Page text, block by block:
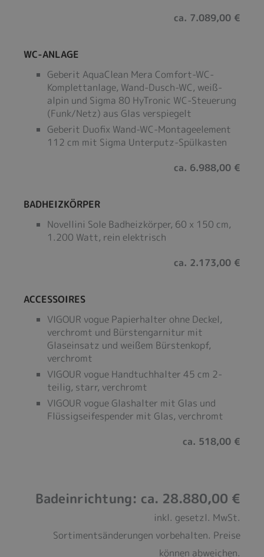
ca. 7.089,00 €
WC-ANLAGE
Geberit AquaClean Mera Comfort-WC-
Komplettanlage, Wand-Dusch-WC, weiß-
alpin und Sigma 80 HyTronic WC-Steuerung
(Funk/Netz) aus Glas verspiegelt
Geberit Duofix Wand-WC-Montageelement
112 cm mit Sigma Unterputz-Spülkasten
ca. 6.988,00 €
BADHEIZKÖRPER
Novellini Sole Badheizkörper, 60 x 150 cm,
1.200 Watt, rein elektrisch
ca. 2.173,00 €
ACCESSOIRES
VIGOUR vogue Papierhalter ohne Deckel,
verchromt und Bürstengarnitur mit
Glaseinsatz und weißem Bürstenkopf,
verchromt
VIGOUR vogue Handtuchhalter 45 cm 2-
teilig, starr, verchromt
VIGOUR vogue Glashalter mit Glas und
Flüssigseifespender mit Glas, verchromt
ca. 518,00 €
Badeinrichtung: ca. 28.880,00 €
inkl. gesetzl. MwSt.
Sortimentsänderungen vorbehalten. Preise
können abweichen.